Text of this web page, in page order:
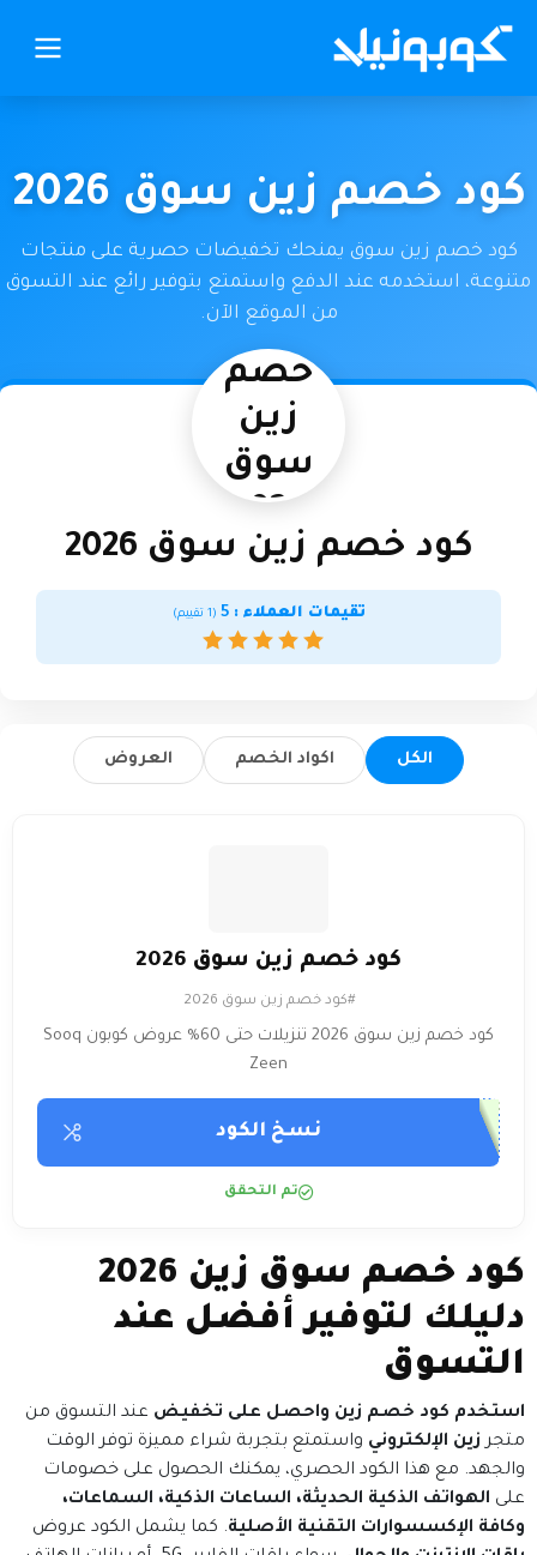
كود خصم زين سوق 2026
كود خصم زين سوق يمنحك تخفيضات حصرية على منتجات
متنوعة، استخدمه عند الدفع واستمتع بتوفير رائع عند التسوق
من الموقع الآن.
كود
خصم
زين
سوق
2026
كود خصم زين سوق 2026
تقيمات العملاء :5
(
1 تقييم)
الكل اكواد الخصم العروض
كود خصم زين سوق 2026
#كود خصم زين سوق 2026
كود خصم زين سوق 2026 تنزيلات حتى 60% عروض كوبون Sooq
Zeen
نسخ الكود
تم التحقق
كود خصم سوق زين 2026
دليلك لتوفير أفضل عند
التسوق
استخدم كود خصم زين واحصل على تخفيض عند التسوق من
متجر زين الإلكتروني واستمتع بتجربة شراء مميزة توفر الوقت
والجهد. مع هذا الكود الحصري، يمكنك الحصول على خصومات
على الهواتف الذكية الحديثة، الساعات الذكية، السماعات،
وكافة الإكسسوارات التقنية الأصلية. كما يشمل الكود عروض